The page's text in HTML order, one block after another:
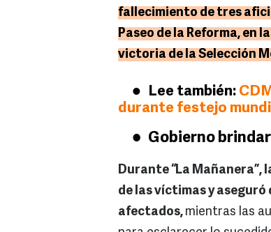
fallecimiento de tres
Paseo de la Reforma, en
victoria de la Selección
Lee también:
durante festejo
Gobierno
Durante “La
de las víctimas y aseguró
afectados, mientras las